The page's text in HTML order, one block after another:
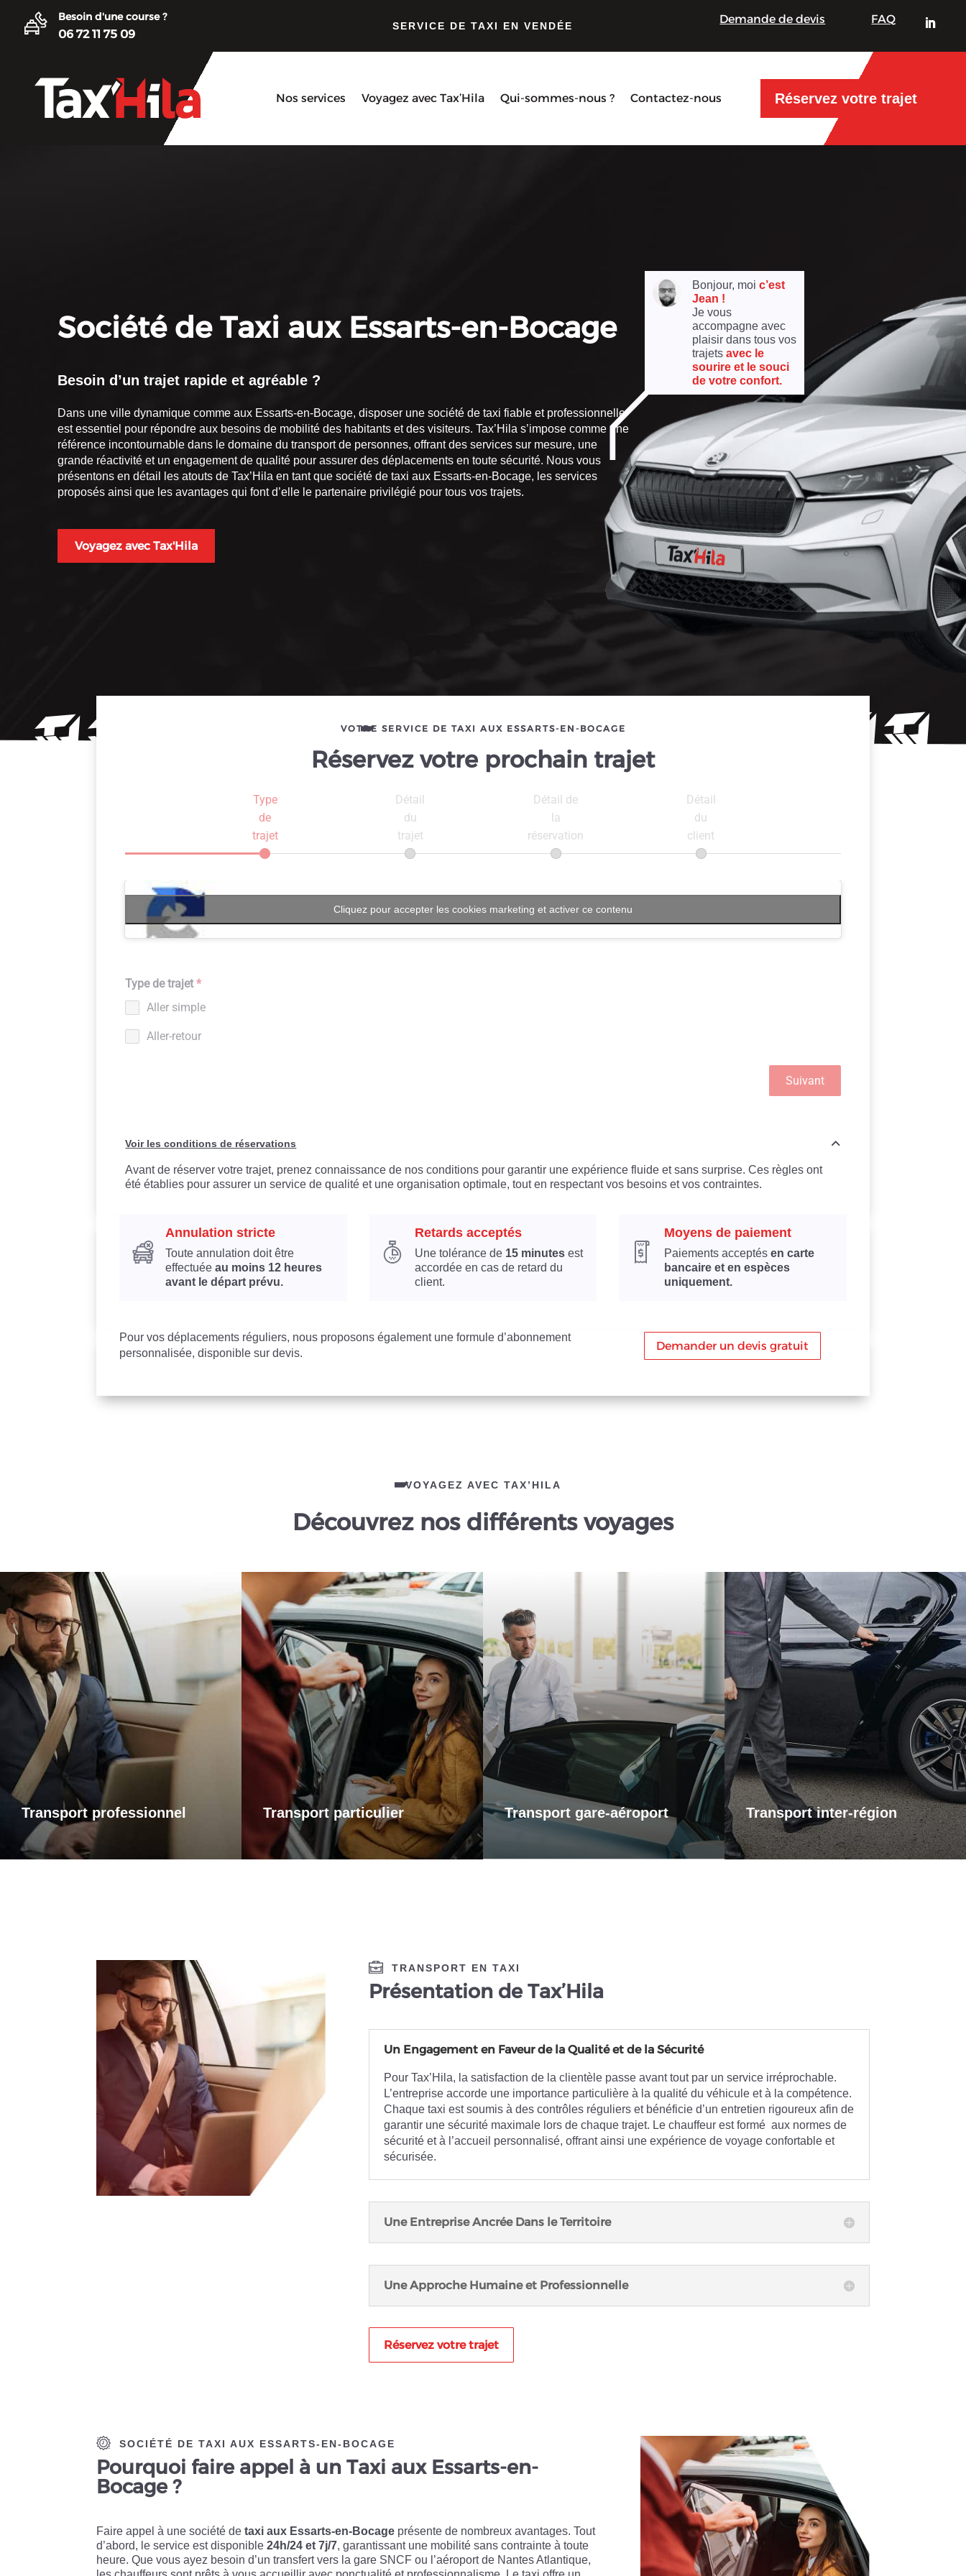
Besoin d'une course ?
06 72 11 75 09
SERVICE DE TAXI EN VENDÉE Demande de devis FAQ
Nos services Voyagez avec Tax’Hila Qui-sommes-nous ? Contactez-nous Réservez votre trajet
Société de Taxi aux Essarts-en-Bocage
Besoin d’un trajet rapide et agréable ?
Dans une ville dynamique comme aux Essarts-en-Bocage, disposer une société de taxi fiable et professionnelle
est essentiel pour répondre aux besoins de mobilité des habitants et des visiteurs. Tax’Hila s’impose comme une
référence incontournable dans le domaine du transport de personnes, offrant des services sur mesure, une
grande réactivité et un engagement de qualité pour assurer des déplacements en toute sécurité. Nous vous
présentons en détail les atouts de Tax’Hila en tant que société de taxi aux Essarts-en-Bocage, les services
proposés ainsi que les avantages qui font d’elle le partenaire privilégié pour tous vos trajets.
Voyagez avec Tax'Hila
Bonjour, moi c’est
Jean !
Je vous
accompagne avec
plaisir dans tous vos
trajets avec le
sourire et le souci
de votre confort.
VOTRE SERVICE DE TAXI AUX ESSARTS-EN-BOCAGE
Réservez votre prochain trajet
Type
de
trajet
Détail
du
trajet
Détail de
la
réservation
Détail
du
client
Cliquez pour accepter les cookies marketing et activer ce contenu
Type de trajet*
Aller simple
Aller-retour
Suivant
Voir les conditions de réservations
Avant de réserver votre trajet, prenez connaissance de nos conditions pour garantir une expérience fluide et sans surprise. Ces règles ont
été établies pour assurer un service de qualité et une organisation optimale, tout en respectant vos besoins et vos contraintes.
Annulation stricte
Toute annulation doit être
effectuée au moins 12 heures
avant le départ prévu.
Retards acceptés
Une tolérance de 15 minutesest
accordée en cas de retard du
client.
Moyens de paiement
Paiements acceptésen carte
bancaire et en espèces
uniquement.
Pour vos déplacements réguliers, nous proposons également une formule d’abonnement
personnalisée, disponible sur devis.
Demander un devis gratuit
VOYAGEZ AVEC TAX’HILA
Découvrez nos différents voyages
Transport professionnel
Transports professionnels
Je vous propose un service de
transport dédié aux déplacements
d’affaires, adapté à vos besoins et à
vos contraintes. Que ce soit pour un
rendez-vous, une réunion ou bien un
évènement, profitez d’un service
ponctuel, discret et confortable.
Transport particulier
Transports particuliers
Que ce soit pour une sortie en ville,
une visite chez des proches ou un
rendez-vous personnel, je vous
accompagne dans tous vos trajets
avec fiabilité et confort. Profitez d’un
service adapté à vos besoins, alliant
ponctualité et disponibilité.
Transport gare-aéroport
Transports gare-aéroport
Pour vos départs comme pour vos
retours, profitez d’un service de
transport fiable et ponctuel vers les
gares et aéroports. Je m’assure que
vous arriviez à l’heure, sans contrainte
et dans un confort optimal. Que vous
voyagiez pour affaires ou pour le
plaisir, laissez-moi gérer votre trajet
afin que vous puissiez vous concentrer
sur l’essentiel : votre voyage.
Transport inter-région
Transports inter-région
Pour vos trajets longue distance, je
vous propose un service de transport
inter-régional fiable et confortable. Que
ce soit pour des raisons personnelles
ou professionnelles, bénéficiez d’un
accompagnement adapté à vos
besoins, avec des trajets sûrs et sur
mesure.
TRANSPORT EN TAXI
Présentation de Tax’Hila
Un Engagement en Faveur de la Qualité et de la Sécurité
Pour Tax’Hila, la satisfaction de la clientèle passe avant tout par un service irréprochable.
L’entreprise accorde une importance particulière à la qualité du véhicule et à la compétence.
Chaque taxi est soumis à des contrôles réguliers et bénéficie d’un entretien rigoureux afin de
garantir une sécurité maximale lors de chaque trajet. Le chauffeur est formé aux normes de
sécurité et à l’accueil personnalisé, offrant ainsi une expérience de voyage confortable et
sécurisée.
Une Entreprise Ancrée Dans le Territoire
Une Approche Humaine et Professionnelle
Réservez votre trajet
SOCIÉTÉ DE TAXI AUX ESSARTS-EN-BOCAGE
Pourquoi faire appel à un Taxi aux Essarts-en-
Bocage ?
Faire appel à une société detaxi aux Essarts-en-Bocage présente de nombreux avantages. Tout
d’abord, le service est disponible24h/24 et 7j/7, garantissant une mobilité sans contrainte à toute
heure. Que vous ayez besoin d’un transfert vers la gare SNCF ou l’aéroport de Nantes Atlantique,